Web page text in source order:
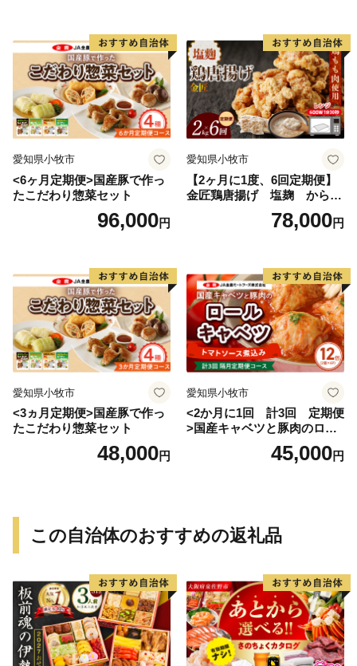
愛知県小牧市
<6ヶ月定期便>国産豚で作っ
たこだわり惣菜セット
96,000円
愛知県小牧市
【2ヶ月に1度、6回定期便】
金匠鶏唐揚げ 塩麹 からあ
78,000円
愛知県小牧市
<3ヵ月定期便>国産豚で作っ
たこだわり惣菜セット
48,000円
愛知県小牧市
<2か月に1回 計3回 定期便
>国産キャベツと豚肉のロー
ルキャベツ（6P入り）
45,000円
この自治体のおすすめの返礼品